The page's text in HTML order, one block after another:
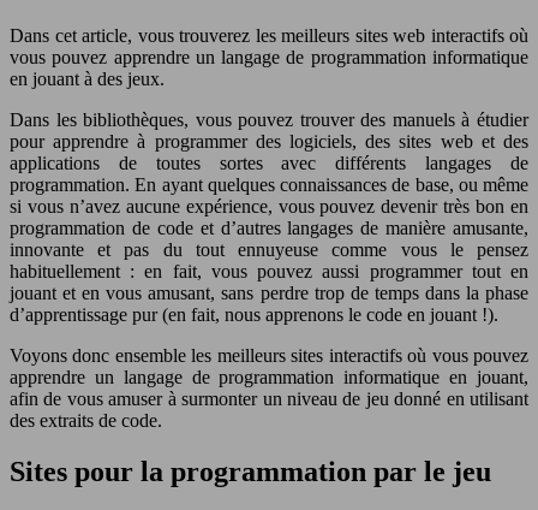
Dans cet article, vous trouverez les meilleurs sites web interactifs où
vous pouvez apprendre un langage de programmation informatique
en jouant à des jeux.
Dans les bibliothèques, vous pouvez trouver des manuels à étudier
pour apprendre à programmer des logiciels, des sites web et des
applications de toutes sortes avec différents langages de
programmation. En ayant quelques connaissances de base, ou même
si vous n’avez aucune expérience, vous pouvez devenir très bon en
programmation de code et d’autres langages de manière amusante,
innovante et pas du tout ennuyeuse comme vous le pensez
habituellement : en fait, vous pouvez aussi programmer tout en
jouant et en vous amusant, sans perdre trop de temps dans la phase
d’apprentissage pur (en fait, nous apprenons le code en jouant !).
Voyons donc ensemble les meilleurs sites interactifs où vous pouvez
apprendre un langage de programmation informatique en jouant,
afin de vous amuser à surmonter un niveau de jeu donné en utilisant
des extraits de code.
Sites pour la programmation par le jeu